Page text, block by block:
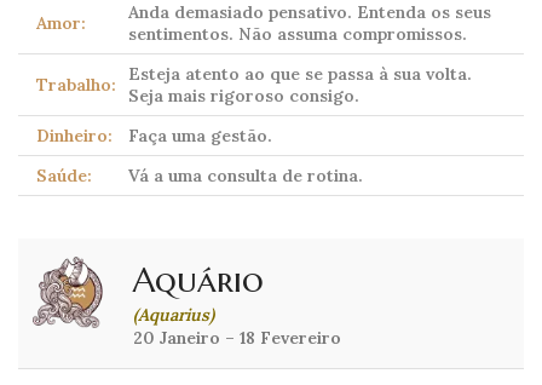
Amor:
Anda demasiado pensativo. Entenda os seus
sentimentos. Não assuma compromissos.
Trabalho:
Esteja atento ao que se passa à sua volta.
Seja mais rigoroso consigo.
Dinheiro:
Faça uma gestão.
Saúde:
Vá a uma consulta de rotina.
Aquário
(Aquarius)
20 Janeiro – 18 Fevereiro